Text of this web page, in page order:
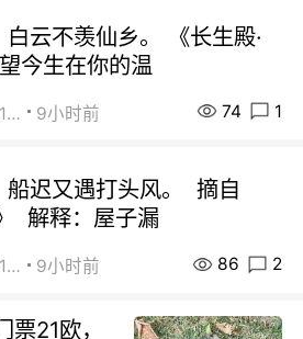
云不羡仙乡。 《长生殿·
今生在你的温
街友21416156 9小时前 74 1
船迟又遇打头风。 摘自
解释：屋子漏
街友21416156 9小时前 86 2
21欧，